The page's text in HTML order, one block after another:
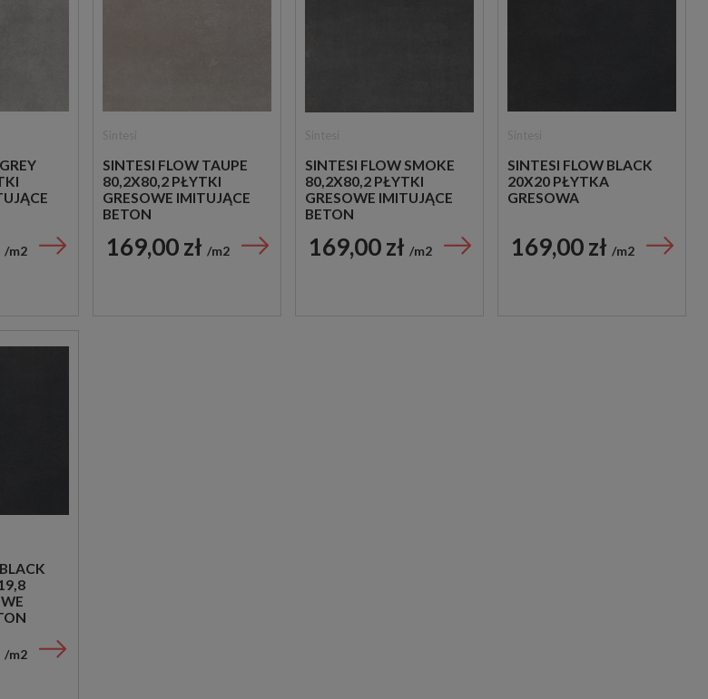
m2
SINTESI FLOW TAUPE
80,2X80,2 PŁYTKI
GRESOWE IMITUJĄCE
BETON
169,00 zł m2
SINTESI FLOW SMOKE
80,2X80,2 PŁYTKI
GRESOWE IMITUJĄCE
BETON
169,00 zł m2
SINTESI FLOW BLACK
20X20 PŁYTKA
GRESOWA
169,00 zł m2
m2